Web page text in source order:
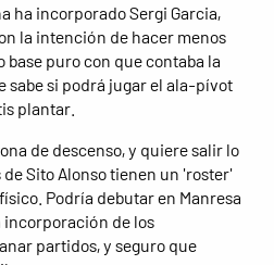
ha incorporado Sergi Garcia,
la intención de hacer menos
puro con que contaba la
sabe si podrá jugar el ala-pívot
plantar.
de descenso, y quiere salir lo
Sito Alonso tienen un 'roster'
Podría debutar en Manresa
incorporación de los
partidos, y seguro que